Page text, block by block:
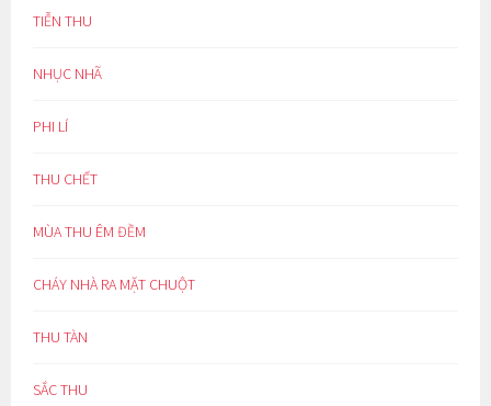
TIỄN THU
NHỤC NHÃ
PHI LÍ
THU CHẾT
MÙA THU ÊM ĐỀM
CHÁY NHÀ RA MẶT CHUỘT
THU TÀN
SẮC THU